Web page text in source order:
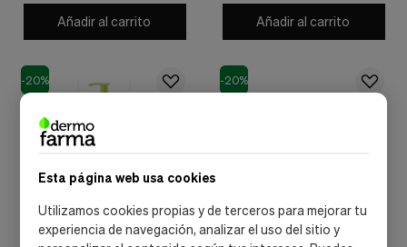
Esta página web usa cookies
Utilizamos cookies propias y de terceros para mejorar tu
experiencia de navegación, analizar el uso del sitio y
Añadir al carrito Añadir al carrito
-20% -20%